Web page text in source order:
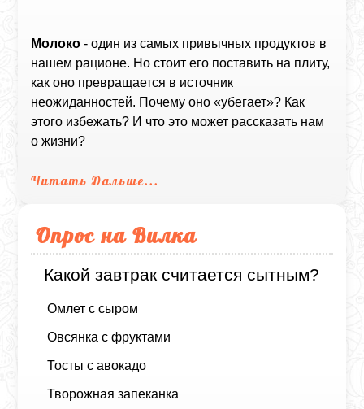
Молоко - один из самых привычных продуктов в
нашем рационе. Но стоит его поставить на плиту,
как оно превращается в источник
неожиданностей. Почему оно «убегает»? Как
этого избежать? И что это может рассказать нам
о жизни?
Читать Дальше...
Опрос на Вилка
Какой завтрак считается сытным?
Омлет с сыром
Овсянка с фруктами
Тосты с авокадо
Творожная запеканка